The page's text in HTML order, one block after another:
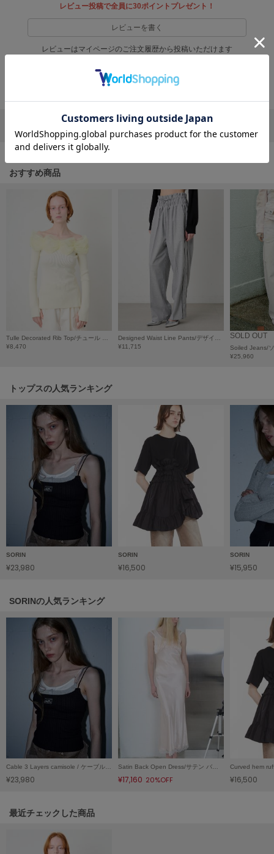
ファーファー
GELATO PIQUE CAT&DOG
ジェラート ピケ キャットアンドドッグ
ジェラート ピケ スリープ
HOKA ONEONE
ホカ オネオネ
LAATO
le coq sportif
ルコックスポルティフ
LeSportsac
レスポートサック
LILY BROWN
リリーブラウン
LILY BROWN Lingerie
LITTLE UNION TOKYO
リトルユニオン トウキョウ
made of Organics
メイドオブオーガニクス
MICHU COQUETTE
ミチュ コケット
MIESROHE
ミースロエ
ミラオーウェン
レビュー投稿で全員に30ポイントプレゼント！
レビューを書く
レビューはマイページのご注文履歴から投稿いただけます
返品・キャンセルについて
LINEで送る
おすすめ商品
¥8,470
¥11,715
SOLD OUT
Soiled Jeans/
¥25,960
トップスの人気ランキング
SORIN
¥23,980
SORIN
¥16,500
SORIN
¥15,950
SORINの人気ランキング
Cable 3 Layers camisole / ケーブル3レイヤーキャミソール
¥23,980
Satin Back Open Dress/サテン バックオープンドレス
¥17,160 20%OFF ¥16,500
関連記事
最近チェックした商品